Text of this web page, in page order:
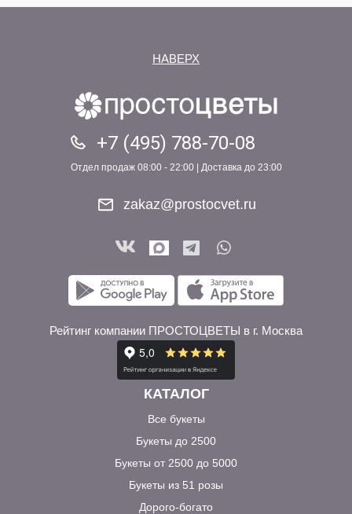
НАВЕРХ
+7 (495) 788-70-08
Отдел продаж 08:00 - 22:00 | Доставка до 23:00
zakaz@prostocvet.ru
Рейтинг компании ПРОСТОЦВЕТЫ в г. Москва
КАТАЛОГ
Все букеты
Букеты до 2500
Букеты от 2500 до 5000
Букеты из 51 розы
Дорого-богато